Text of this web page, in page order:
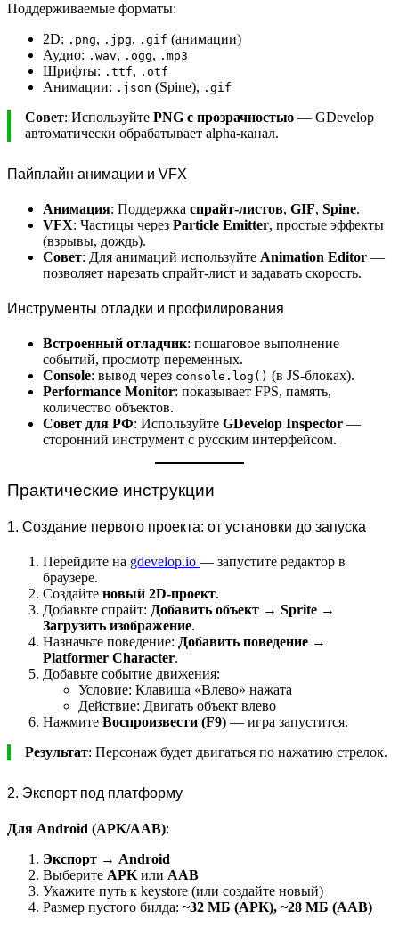
Поддерживаемые форматы:
2D: .png, .jpg, .gif (анимации)
Аудио: .wav, .ogg, .mp3
Шрифты: .ttf, .otf
Анимации: .json (Spine), .gif
Совет: Используйте PNG с прозрачностью — GDevelop
автоматически обрабатывает alpha-канал.
Пайплайн анимации и VFX
Анимация: Поддержка спрайт-листов, GIF, Spine.
VFX: Частицы через Particle Emitter, простые эффекты
(взрывы, дождь).
Совет: Для анимаций используйте Animation Editor —
позволяет нарезать спрайт-лист и задавать скорость.
Инструменты отладки и профилирования
Встроенный отладчик: пошаговое выполнение
событий, просмотр переменных.
Console: вывод через console.log() (в JS-блоках).
Performance Monitor: показывает FPS, память,
количество объектов.
Совет для РФ: Используйте GDevelop Inspector —
сторонний инструмент с русским интерфейсом.
Практические инструкции
1. Создание первого проекта: от установки до запуска
Перейдите на gdevelop.io — запустите редактор в
браузере.
Создайте новый 2D-проект.
Добавьте спрайт: Добавить объект → Sprite →
Загрузить изображение.
Назначьте поведение: Добавить поведение →
Platformer Character.
Добавьте событие движения:
Условие: Клавиша «Влево» нажата
Действие: Двигать объект влево
Нажмите Воспроизвести (F9) — игра запустится.
Результат: Персонаж будет двигаться по нажатию стрелок.
2. Экспорт под платформу
Для Android (APK/AAB):
Экспорт → Android
Выберите APK или AAB
Укажите путь к keystore (или создайте новый)
Размер пустого билда: ~32 МБ (APK), ~28 МБ (AAB)